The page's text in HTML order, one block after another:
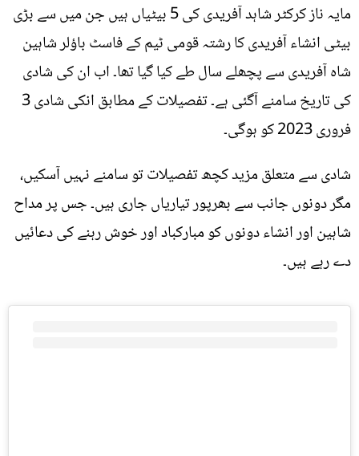
مایہ ناز کرکٹر شاہد آفریدی کی 5 بیٹیاں ہیں جن میں سے بڑی
بیٹی انشاء آفریدی کا رشتہ قومی ٹیم کے فاسٹ باؤلر شاہین
شاہ آفریدی سے پچھلے سال طے کیا گیا تھا۔ اب ان کی شادی
کی تاریخ سامنے آگئی ہے۔ تفصیلات کے مطابق انکی شادی 3
فروری 2023 کو ہوگی۔
شادی سے متعلق مزید کچھ تفصیلات تو سامنے نہیں آسکیں،
مگر دونوں جانب سے بھرپور تیاریاں جاری ہیں۔ جس پر مداح
شاہین اور انشاء دونوں کو مبارکباد اور خوش رہنے کی دعائیں
دے رہے ہیں۔